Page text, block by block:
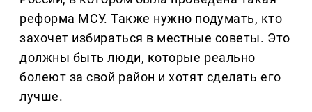
реформа МСУ. Также нужно подумать, кто
захочет избираться в местные советы. Это
должны быть люди, которые реально
болеют за свой район и хотят сделать его
лучше.